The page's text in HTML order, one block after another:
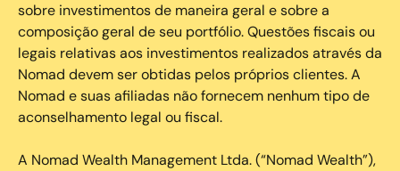
sobre investimentos de maneira geral e sobre a
composição geral de seu portfólio. Questões fiscais ou
legais relativas aos investimentos realizados através da
Nomad devem ser obtidas pelos próprios clientes. A
Nomad e suas afiliadas não fornecem nenhum tipo de
aconselhamento legal ou fiscal.
A Nomad Wealth Management Ltda. (“Nomad Wealth”),